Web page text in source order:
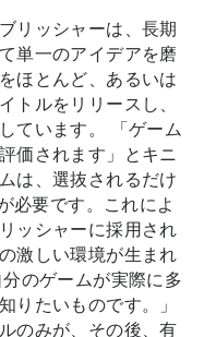
リッシャーは、長期
単一のアイデアを磨
ほとんど、あるいは
トルをリリースし、
ています。 「ゲーム
価されます」とキニ
は、選抜されるだけ
必要です。これによ
ッシャーに採用され
激しい環境が生まれ
のゲームが実際に多
りたいものです。」
のみが、その後、有